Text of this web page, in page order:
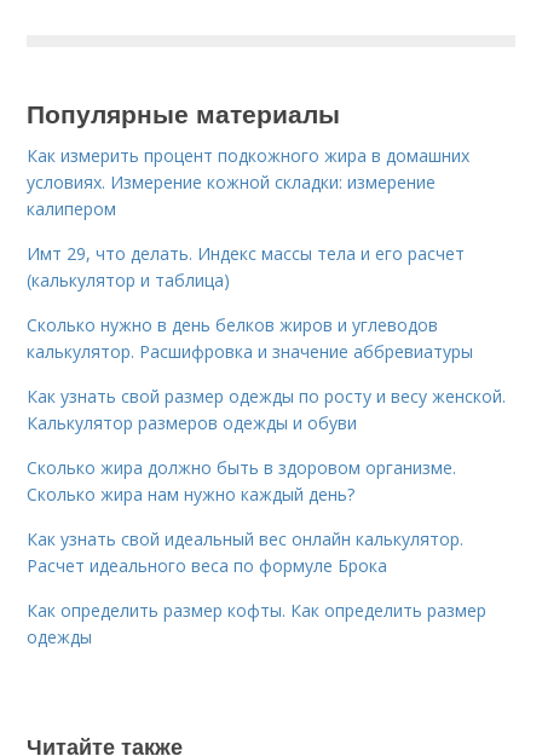
Популярные материалы
Как измерить процент подкожного жира в домашних
условиях. Измерение кожной складки: измерение
калипером
Имт 29, что делать. Индекс массы тела и его расчет
(калькулятор и таблица)
Сколько нужно в день белков жиров и углеводов
калькулятор. Расшифровка и значение аббревиатуры
Как узнать свой размер одежды по росту и весу женской.
Калькулятор размеров одежды и обуви
Сколько жира должно быть в здоровом организме.
Сколько жира нам нужно каждый день?
Как узнать свой идеальный вес онлайн калькулятор.
Расчет идеального веса по формуле Брока
Как определить размер кофты. Как определить размер
одежды
Читайте также